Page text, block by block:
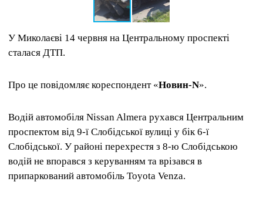
У Миколаєві 14 червня на Центральному проспекті
сталася ДТП.
Про це повідомляє кореспондент «Новин-N».
Водій автомобіля Nissan Almera рухався Центральним
проспектом від 9-ї Слобідської вулиці у бік 6-ї
Слобідської. У районі перехрестя з 8-ю Слобідською
водій не впорався з керуванням та врізався в
припаркований автомобіль Toyota Venza.